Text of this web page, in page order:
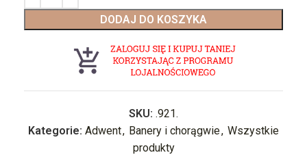
DODAJ DO KOSZYKA
SKU: .921.
Kategorie: Adwent, Banery i chorągwie, Wszystkie
produkty